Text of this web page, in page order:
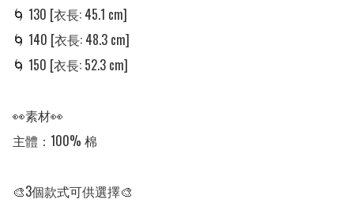
🌀 130 [衣長: 45.1 cm]
🌀 140 [衣長: 48.3 cm]
🌀 150 [衣長: 52.3 cm]
👀素材👀
主體：100% 棉
🎨3個款式可供選擇🎨